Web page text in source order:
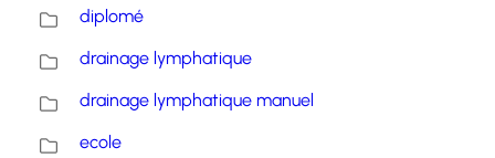
diplomé
drainage lymphatique
drainage lymphatique manuel
ecole